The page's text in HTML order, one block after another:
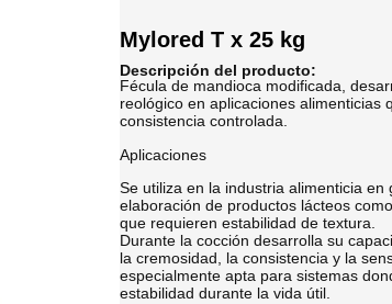
Mylored T x 25 kg
Descripción del producto:
Fécula de mandioca modificada,
reológico en aplicaciones alimenticias
consistencia controlada.
Aplicaciones
Se utiliza en la industria alimenticia
elaboración de productos lácteos
que requieren estabilidad de textura.
Durante la cocción desarrolla su
la cremosidad, la consistencia y la
especialmente apta para sistemas
estabilidad durante la vida útil.